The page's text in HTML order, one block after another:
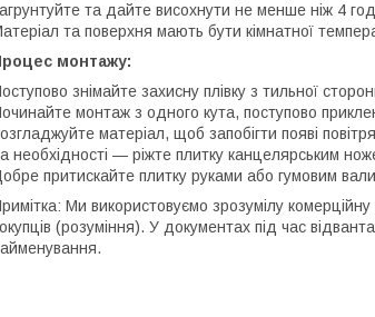
та дайте висохнути не менше ніж 4
та поверхня мають бути кімнатної
монтажу:
знімайте захисну плівку з тильної
монтаж з одного кута, поступово
матеріал, щоб запобігти появі
необхідності — ріжте плитку канцелярським
притискайте плитку руками або гумовим
Ми використовуємо зрозумілу
(розуміння). У документах під час